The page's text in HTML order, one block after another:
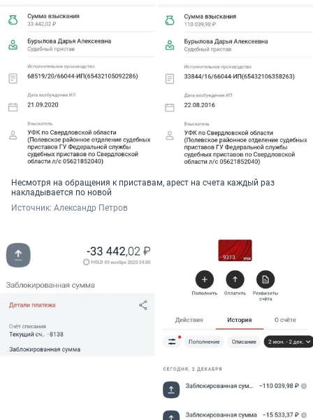
Несмотря на обращения к приставам, арест на счета каждый раз
накладывается по новой
Источник: Александр Петров